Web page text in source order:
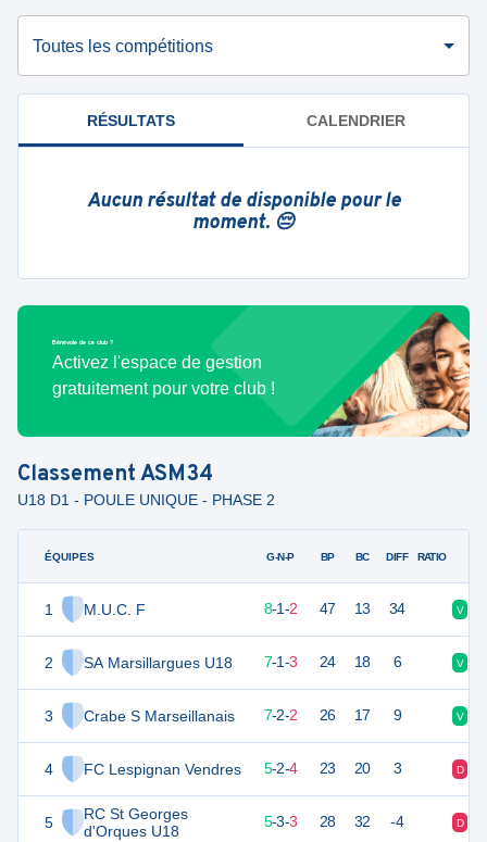
Toutes les compétitions
RÉSULTATS CALENDRIER
Aucun résultat de disponible pour le
moment. 😔
Bénévole de ce club ?
Activez l'espace de gestion
gratuitement pour votre club !
ClassementASM34
U18 D1 - POULE UNIQUE - PHASE 2
ÉQUIPES
1 M.U.C. F
2 SA Marsillargues U18
3 Crabe S Marseillanais
4 FC Lespignan Vendres
5
RC St Georges
d'Orques U18
G-N-P BP BC DIFF RATIO
8-1-2 47 13 34 V
28 11 7-1-3 24 18 6 V
26 11 7-2-2 26 17 9 V
23 11 5-2-4 23 20 3 D
5-3-3 28 32 -4 D